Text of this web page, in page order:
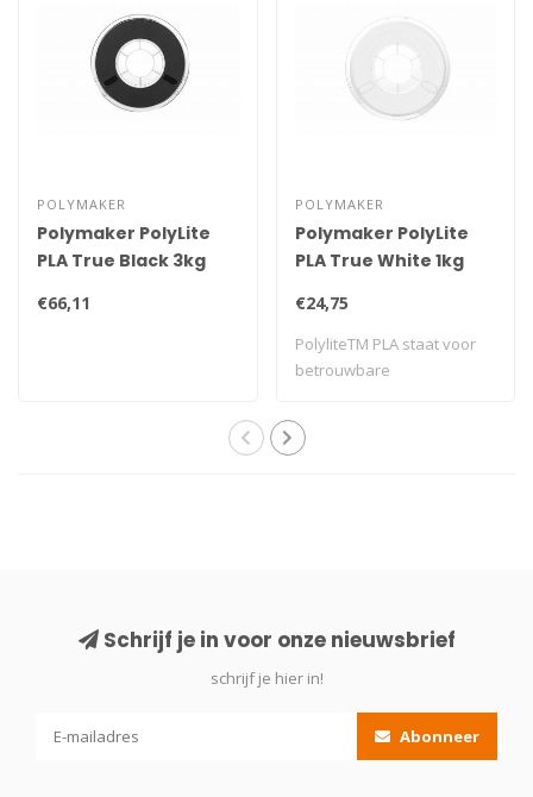
POLYMAKER
Polymaker PolyLite
PLA True Black 3kg
€66,11
POLYMAKER
Polymaker PolyLite
PLA True White 1kg
€24,75
PolyliteTM PLA staat voor
betrouwbare
Schrijf je in voor onze nieuwsbrief
schrijf je hier in!
Abonneer